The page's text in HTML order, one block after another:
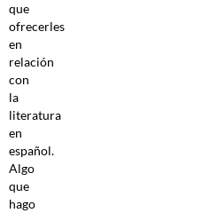
que
ofrecerles
en
relación
con
la
literatura
en
español.
Algo
que
hago